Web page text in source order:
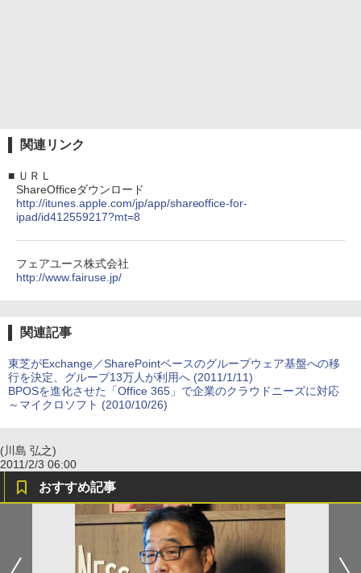
関連リンク
■ ＵＲＬ
ShareOfficeダウンロード
http://itunes.apple.com/jp/app/shareoffice-for-
ipad/id412559217?mt=8
フェアユース株式会社
http://www.fairuse.jp/
関連記事
東芝がExchange／SharePointベースのグループウェア基盤への移
行を決定、グループ13万人が利用へ (2011/1/11)
BPOSを進化させた「Office 365」で企業のクラウドニーズに対応
～マイクロソフト (2010/10/26)
(川島 弘之)
2011/2/3 06:00
おすすめ記事